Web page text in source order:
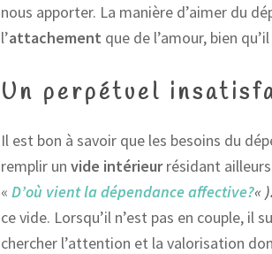
nous apporter. La manière d’aimer du
l’attachement que de l’amour, bien
Un perpétuel
Il est bon à savoir que les besoins du
remplir un vide intérieurrésidant
« D’où vient la dépendance affective?« ).
ce vide. Lorsqu’il n’est pas en couple,
chercher l’attention et la valorisation